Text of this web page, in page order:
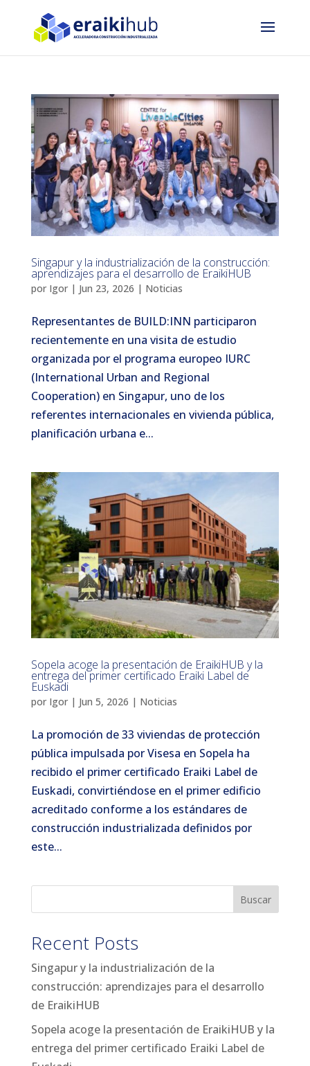
Singapur y la industrialización de la construcción:
aprendizajes para el desarrollo de EraikiHUB
por Igor| Jun 23, 2026 | Noticias
Representantes de BUILD:INN participaron
recientemente en una visita de estudio
organizada por el programa europeo IURC
(International Urban and Regional
Cooperation) en Singapur, uno de los
referentes internacionales en vivienda pública,
planificación urbana e...
Sopela acoge la presentación de EraikiHUB y la
entrega del primer certificado Eraiki Label de
Euskadi
por Igor| Jun 5, 2026 | Noticias
La promoción de 33 viviendas de protección
pública impulsada por Visesa en Sopela ha
recibido el primer certificado Eraiki Label de
Euskadi, convirtiéndose en el primer edificio
acreditado conforme a los estándares de
construcción industrializada definidos por
este...
Buscar
Recent Posts
Singapur y la industrialización de la
construcción: aprendizajes para el desarrollo
de EraikiHUB
Sopela acoge la presentación de EraikiHUB y la
entrega del primer certificado Eraiki Label de